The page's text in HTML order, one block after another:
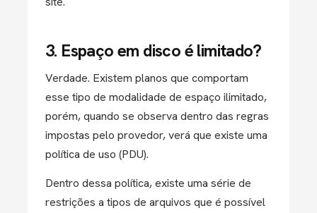
3. Espaço em disco é limitado?
Verdade. Existem planos que comportam
esse tipo de modalidade de espaço ilimitado,
porém, quando se observa dentro das regras
impostas pelo provedor, verá que existe uma
política de uso (PDU).
Dentro dessa política, existe uma série de
restrições a tipos de arquivos que é possível